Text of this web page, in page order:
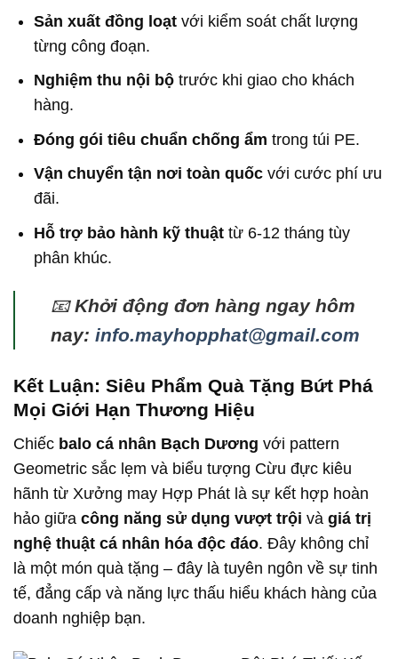
Sản xuất đồng loạtvới kiểm soát chất lượng
từng công đoạn.
Nghiệm thu nội bộtrước khi giao cho khách
hàng.
Đóng gói tiêu chuẩn chống ẩm trong túi PE.
Vận chuyển tận nơi toàn quốcvới cước phí ưu
đãi.
Hỗ trợ bảo hành kỹ thuậttừ 6-12 tháng tùy
phân khúc.
📧Khởi động đơn hàng ngay hôm
nay: info.mayhopphat@gmail.com
Kết Luận: Siêu Phẩm Quà Tặng Bứt Phá
Mọi Giới Hạn Thương Hiệu
Chiếc balo cá nhân Bạch Dương với pattern
Geometric sắc lẹm và biểu tượng Cừu đực kiêu
hãnh từ Xưởng may Hợp Phát là sự kết hợp hoàn
hảo giữa công năng sử dụng vượt trội và giá trị
nghệ thuật cá nhân hóa độc đáo. Đây không chỉ
là một món quà tặng – đây là tuyên ngôn về sự tinh
tế, đẳng cấp và năng lực thấu hiểu khách hàng của
doanh nghiệp bạn.